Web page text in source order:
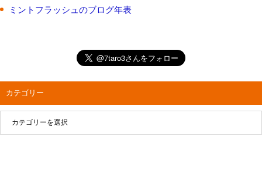
ミントフラッシュのブログ年表
カテゴリー